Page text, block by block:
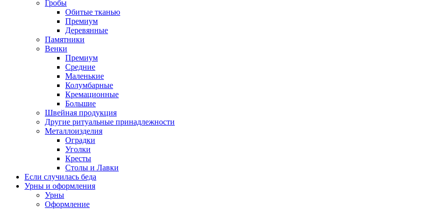
Гробы
Обитые тканью
Премиум
Деревянные
Памятники
Венки
Премиум
Средние
Маленькие
Колумбарные
Кремационные
Большие
Швейная продукция
Другие ритуальные принадлежности
Металлоизделия
Оградки
Уголки
Кресты
Столы и Лавки
Если случилась беда
Урны и оформления
Урны
Оформление